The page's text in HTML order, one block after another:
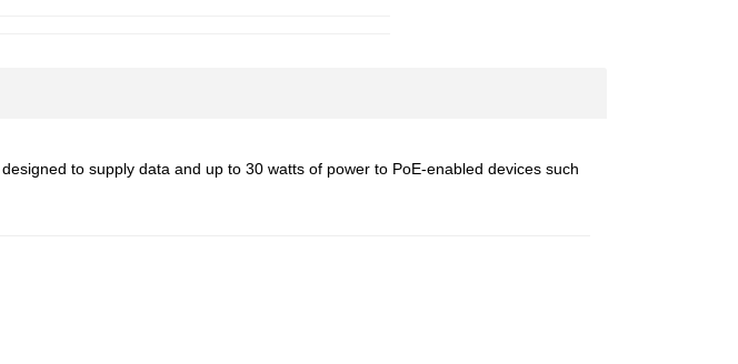
to supply data and up to 30 watts of power to PoE-enabled devices such